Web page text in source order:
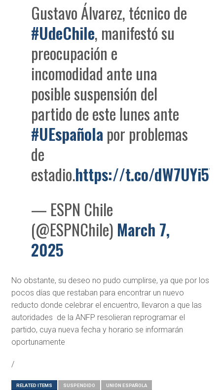
Gustavo Álvarez, técnico de
#UdeChile, manifestó su
preocupación e
incomodidad ante una
posible suspensión del
partido de este lunes ante
#UEspañola por problemas
de
estadio.https://t.co/
— ESPN Chile
(@ESPNChile) March 7,
2025
No obstante, su deseo no pudo cumplirse, ya que por los
pocos días que restaban para encontrar un nuevo
reducto donde celebrar el encuentro, llevaron a que las
autoridades de la ANFP resolieran reprogramar el
partido, cuya nueva fecha y horario se informarán
oportunamente
/
RELATED ITEMS SUSPENDIDO UNIÓN ESPAÑOLA